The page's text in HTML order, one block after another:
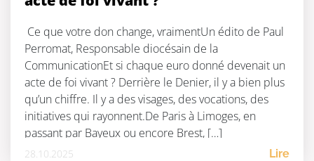
Ce que votre don change, vraimentUn édito de Paul
Perromat, Responsable diocésain de la
CommunicationEt si chaque euro donné devenait un
acte de foi vivant ? Derrière le Denier, il y a bien plus
qu’un chiffre. Il y a des visages, des vocations, des
initiatives qui rayonnent.De Paris à Limoges, en
passant par Bayeux ou encore Brest, […]
28.10.2025 Lire